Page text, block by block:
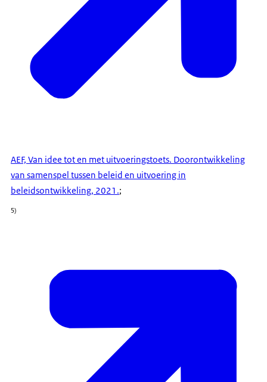
AEF, Van idee tot en met uitvoeringstoets. Doorontwikkeling
van samenspel tussen beleid en uitvoering in
beleidsontwikkeling, 2021.;
5)